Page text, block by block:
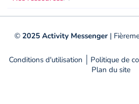
© 2025 Activity Messenger|
Conditions d'utilisation Politique de
Plan du site